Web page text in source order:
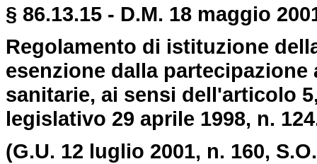
§ 86.13.15 - D.M. 18 maggio
Regolamento di istituzione
esenzione dalla
sanitarie, ai sensi dell'articolo
legislativo 29 aprile 1998, n.
(G.U. 12 luglio 2001, n. 160,